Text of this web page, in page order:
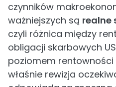
czynników
ważniejszych są realne
czyli różnica między
obligacji skarbowych
poziomem rentowności
właśnie rewizja